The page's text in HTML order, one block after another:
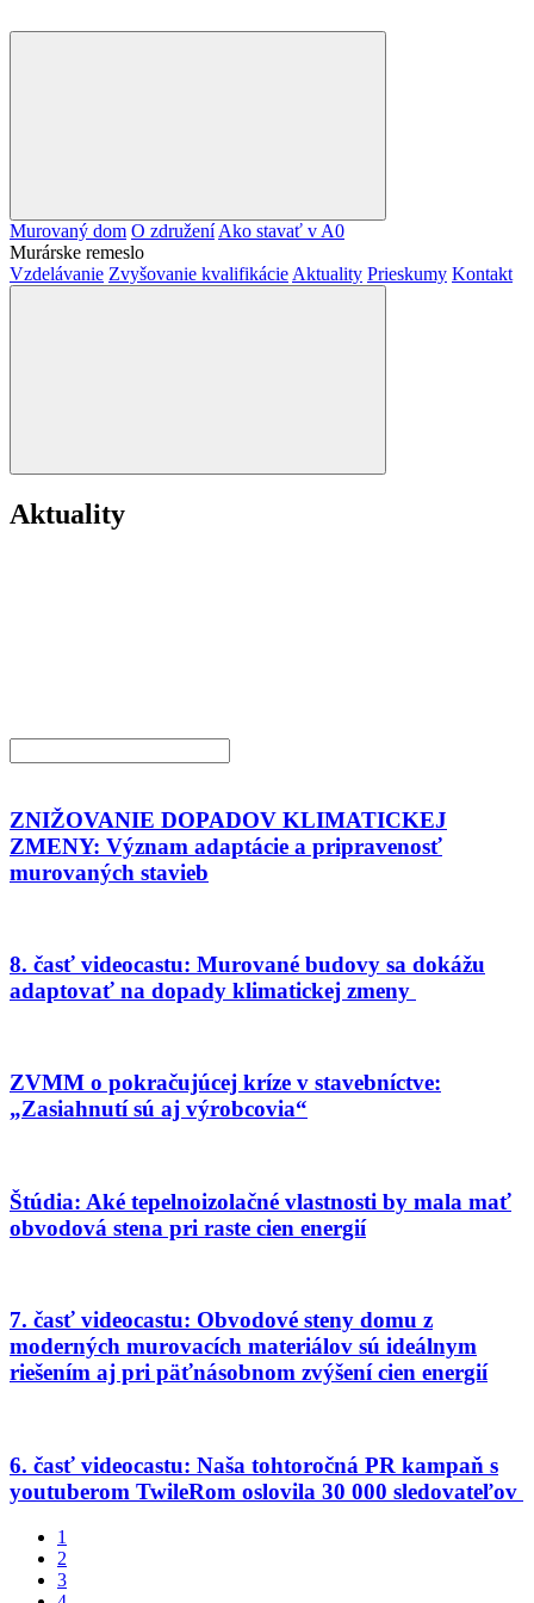
Murovaný dom O združení Ako stavať v A0
Murárske remeslo
Vzdelávanie Zvyšovanie kvalifikácie Aktuality Prieskumy Kontakt
Aktuality
ZNIŽOVANIE DOPADOV KLIMATICKEJ
ZMENY: Význam adaptácie a pripravenosť
murovaných stavieb
8. časť videocastu: Murované budovy sa dokážu
adaptovať na dopady klimatickej zmeny
ZVMM o pokračujúcej kríze v stavebníctve:
„Zasiahnutí sú aj výrobcovia“
Štúdia: Aké tepelnoizolačné vlastnosti by mala mať
obvodová stena pri raste cien energií
7. časť videocastu: Obvodové steny domu z
moderných murovacích materiálov sú ideálnym
riešením aj pri päťnásobnom zvýšení cien energií
6. časť videocastu: Naša tohtoročná PR kampaň s
youtuberom TwileRom oslovila 30 000 sledovateľov
1
2
3